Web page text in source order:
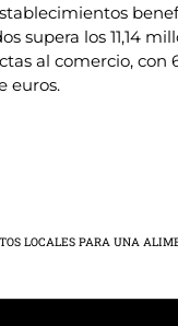
los 11,14
al comercio, con
euros.